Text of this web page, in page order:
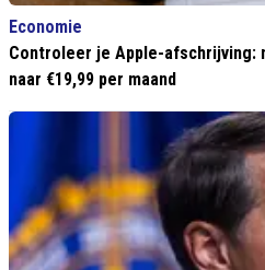
Economie
Controleer je Apple-afschrijving:
naar €19,99 per maand